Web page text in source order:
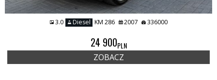
3.0 Diesel KM 286 2007 336000
24 900PLN
ZOBACZ